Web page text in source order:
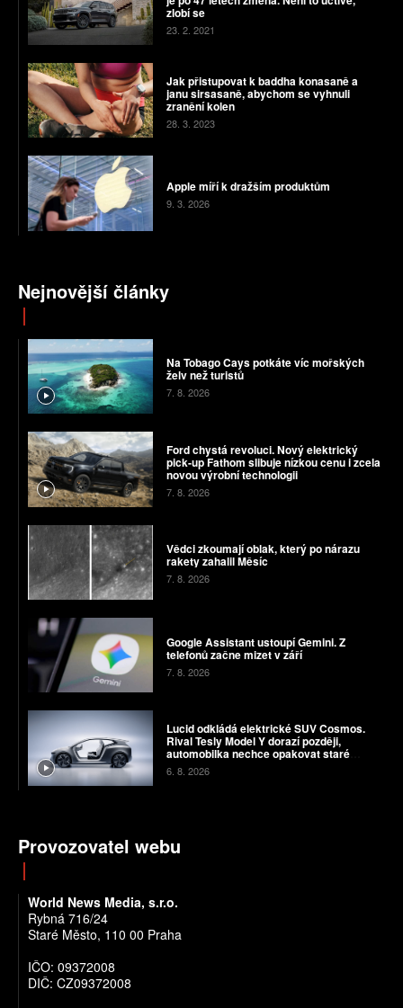
zlobí se
23. 2. 2021
Jak přistupovat k baddha konasaně a
janu sirsasaně, abychom se vyhnuli
zranění kolen
28. 3. 2023
Apple míří k dražším produktům
9. 3. 2026
Nejnovější články
Na Tobago Cays potkáte víc mořských
želv než turistů
7. 8. 2026
Ford chystá revoluci. Nový elektrický
pick-up Fathom slibuje nízkou cenu i zcela
novou výrobní technologii
7. 8. 2026
Vědci zkoumají oblak, který po nárazu
rakety zahalil Měsíc
7. 8. 2026
Google Assistant ustoupí Gemini. Z
telefonů začne mizet v září
7. 8. 2026
Lucid odkládá elektrické SUV Cosmos.
Rival Tesly Model Y dorazí později,
automobilka nechce opakovat staré
chyby
6. 8. 2026
Provozovatel webu
World News Media, s.r.o.
Rybná 716/24
Staré Město, 110 00 Praha
IČO: 09372008
DIČ: CZ09372008